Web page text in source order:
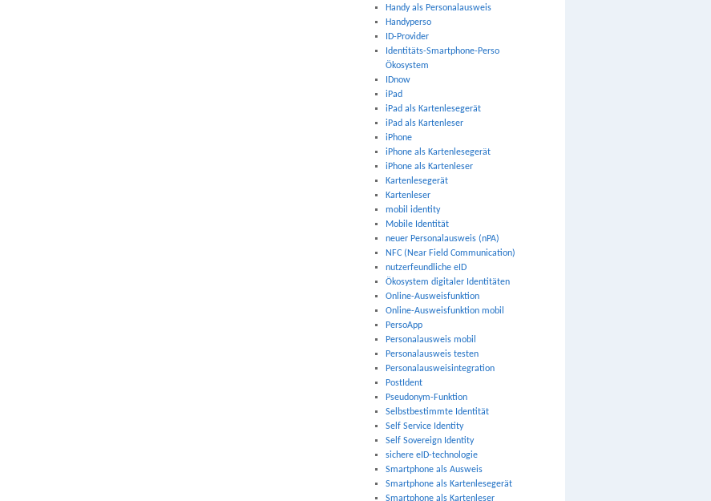
Handy als Personalausweis
Handyperso
ID-Provider
Identitäts-Smartphone-Perso
Ökosystem
IDnow
iPad
iPad als Kartenlesegerät
iPad als Kartenleser
iPhone
iPhone als Kartenlesegerät
iPhone als Kartenleser
Kartenlesegerät
Kartenleser
mobil identity
Mobile Identität
neuer Personalausweis (nPA)
NFC (Near Field Communication)
nutzerfeundliche eID
Ökosystem digitaler Identitäten
Online-Ausweisfunktion
Online-Ausweisfunktion mobil
PersoApp
Personalausweis mobil
Personalausweis testen
Personalausweisintegration
PostIdent
Pseudonym-Funktion
Selbstbestimmte Identität
Self Service Identity
Self Sovereign Identity
sichere eID-technologie
Smartphone als Ausweis
Smartphone als Kartenlesegerät
Smartphone als Kartenleser